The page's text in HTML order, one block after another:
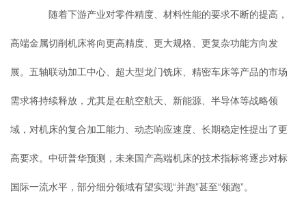
随着下游产业对零件精度、材料性能的要求不断的提高，
高端金属切削机床将向更高精度、更大规格、更复杂功能方向发
展。五轴联动加工中心、超大型龙门铣床、精密车床等产品的市场
需求将持续释放，尤其是在航空航天、新能源、半导体等战略领
域，对机床的复合加工能力、动态响应速度、长期稳定性提出了更
高要求。中研普华预测，未来国产高端机床的技术指标将逐步对标
国际一流水平，部分细分领域有望实现“并跑”甚至“领跑”。